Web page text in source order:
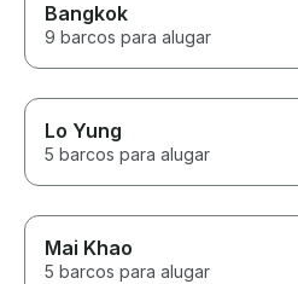
Bangkok
9 barcos para alugar
Lo Yung
5 barcos para alugar
Mai Khao
5 barcos para alugar